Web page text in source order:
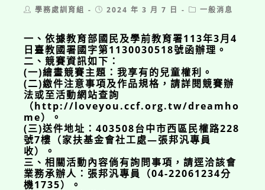
Post學務處訓育組
Post2024 年 3 月 7 日
Post一般消息
一、依據教育部國民及學前教育署113年3月4
日臺教國署國字第1130030518號函辦理。
二、競賽資訊如下：
(一)繪畫競賽主題：我享有的兒童權利。
(二)繳件注意事項及作品規格，請詳閱競賽辦
法或至活動網站查詢
（http://loveyou.ccf.org.tw/dreamho
me）。
(三)送件地址：403508台中市西區民權路228
號7樓（家扶基金會社工處—張邦汎專員
收）。
三、相關活動內容倘有詢問事項，請逕洽該會
業務承辦人：張邦汎專員（04-22061234分
機1735）。